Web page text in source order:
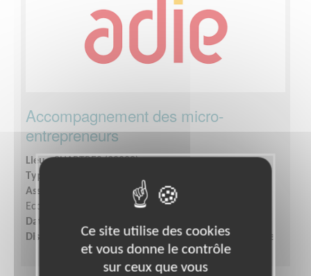
Accompagnement des micro-
entrepreneurs
Lieu :CHARTRES (28000)
Type :
Association :
Association pour le Droit à l'Initiative
Economique
Date :
Disponibilité demandée :1 demi-journée par semaine
Ce site utilise des cookies
et vous donne le contrôle
sur ceux que vous